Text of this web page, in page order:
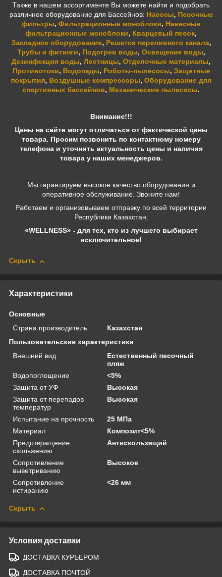
Также в нашем ассортименте Вы можете найти и подобрать
различное оборудование для Бассейнов: Насосы, Песочные
фильтры, Фильтрационные моноблоки, Навесные
фильтрационные моноблоки, Кварцевый песок,
Закладное оборудование, Решетки переливного канала,
Трубы и фитинги, Подогрев воды, Освещение воды,
Дезинфекция воды, Лестницы, Отделочные материалы,
Противотоки, Водопады, Роботы-пылесосы, Защитные
покрытия, Воздушные компрессоры, Оборудование для
спортивных бассейнов, Механические пылесосы.
Внимание!!!
Цены на сайте могут отличаться от фактической цены
товара. Просим позвонить по контактному номеру
телефона и уточнить актуальность цены и наличия
товара у наших менеджеров.
Мы гарантируем высокое качество оборудования и
оперативное обслуживание. Звоните нам!
Работаем и организовываем отправку по всей территории
Республики Казахстан.
«WELLNESS» - для тех, кто из лучшего выбирает
исключительное!
Скрыть
Характеристики
Основные
Страна производитель
Казахстан
Пользовательские характеристики
Внешний вид
Естественный песочный
пляж
Водопоглощение
<5%
Защита от УФ
Высокая
Защита от перепадов
температур
Высокая
Испытание на прочность
25 МПа
Материал
Композит<5%
Предотвращение
скольжению
Антискользящий
Сопротивление
выветриванию
Высокое
Сопротивление
истиранию
<26 мм
Скрыть
Условия доставки
ДОСТАВКА КУРЬЕРОМ
ДОСТАВКА ПОЧТОЙ